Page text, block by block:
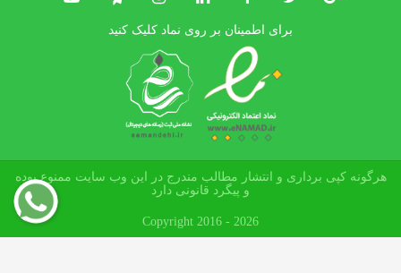
برای اطمینان بر روی نماد کلیک کنید
هرگونه کپی برداری و انتشار مطالب مندرج در این وب سایت ممنوع بوده
و پیگرد قانونی دارد
Copyright 2016 - 2026